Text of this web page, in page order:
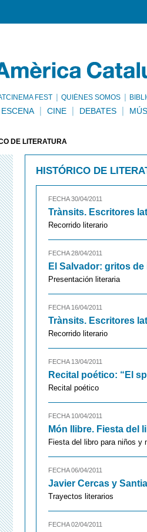
FEST QUIÉNES SOMOS
CINE DEBATES
DE LITERATURA
HISTÓRICO DE
FECHA 30/04/2011
Trànsits. Escritores
Recorrido literario
FECHA 28/04/2011
El Salvador: gritos
Presentación literaria
FECHA 16/04/2011
Trànsits. Escritores
Recorrido literario
FECHA 13/04/2011
Recital poético: “El
Recital poético
FECHA 10/04/2011
Món llibre. Fiesta del
Fiesta del libro para niños y
FECHA 06/04/2011
Javier Cercas y
Trayectos literarios
FECHA 02/04/2011